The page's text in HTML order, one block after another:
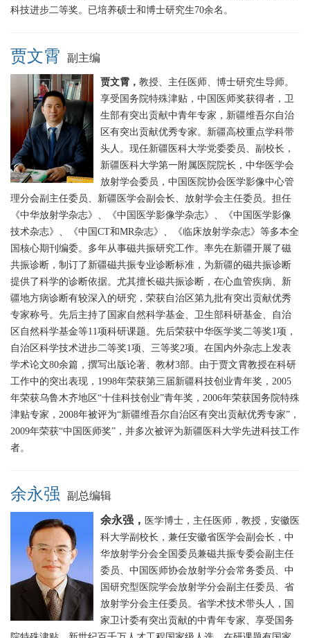
科技进步二等奖。已培养硕士和博士研究生70余名。
贾文霄 副主编
贾文霄， 教授、主任医师、博士研究生导师。
享受国务院特殊津贴，中国医师奖获得者，卫
生部有突出贡献中青年专家，新疆维吾尔自治
区有突出贡献优秀专家。新疆高校重点学科带
头人。现任新疆医科大学党委委员、副校长，
新疆医科大学第一附属医院院长，中华医学会
放射学会委员，中国医院协会医学影像中心管
理分会副主任委员、新疆医学会副会长、放射学会主任委员。担任
《中华放射学杂志》、《中国医学影像学杂志》、《中国医学影像
技术杂志》、《中国CT和MR杂志》、《临床放射学杂志》等多本全
国核心期刊编委。多年从事磁共振研究工作。率先在新疆开展了磁
共振诊断，制订了新疆磁共振专业诊断标准，为新疆的磁共振诊断
提供了科学的诊断依据。尤其擅长磁共振诊断，在心血管疾病、新
疆地方病诊断有较深入的研究，荣获自治区第九批有突出贡献优秀
专家称号。先后主持了国家自然科学基金、卫生部科研基金、自治
区自然科学基金等11项科研课题。先后荣获中华医学奖二等奖1项，
自治区科学技术进步二等奖1项、三等奖2项。在国内外杂志上发表
学术论文80余篇，撰写出版论著、教材3部。由于贾文霄教授在科研
工作中的突出表现，1998年荣获第三届新疆科技创业青年奖，2005
年荣获乌鲁木齐地区“十佳科技创业”青年奖，2006年荣获国务院特殊
津贴专家，2008年被评为“新疆维吾尔自治区有突出贡献优秀专家”，
2009年荣获“中国医师奖”，并多次被评为新疆医科大学先进科技工作
者。
余永强 副总编辑
余永强， 医学博士，主任医师，教授，安徽医
科大学副校长， 兼任安徽省医学会副会长，中
华放射学分会全国委员兼磁共振专委会副主任
委员、中国医师协会放射学分会常务委员、中
国研究型医院学会放射学分会副主任委员、省
放射学分会主任委员。省学术技术带头人，国
家卫计委有突出贡献的中青年专家、享受国务